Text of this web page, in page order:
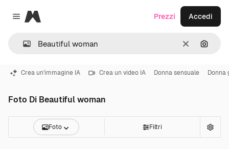
Close menu
Magnific
CancellaCerca
Prezzi Accedi
Crea un'immagine IA Crea un video IA Donna sensuale Donna
Foto Di Beautiful woman
Foto Filtri